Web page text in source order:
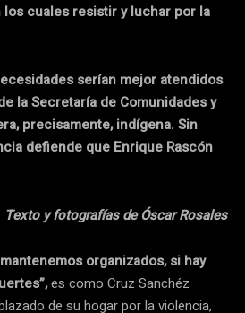
cuales resistir y luchar por la
serían mejor atendidos
la Secretaría de Comunidades y
precisamente, indígena. Sin
defiende que Enrique Rascón
Texto y fotografías de Óscar Rosales
organizados, si hay
es como Cruz Sanchéz
de su hogar por la violencia,